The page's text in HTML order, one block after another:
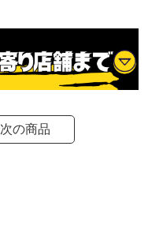
次の商品